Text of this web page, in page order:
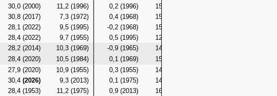
30,0 (2000) 11,2 (1996) 0,2 (1996) 15,7 (2017)
30,8 (2017) 7,3 (1972) 0,4 (1968) 15,2 (2017)
28,1 (2022) 9,5 (1995) -0,2 (1968) 15,2 (2017)
28,4 (2022) 9,7 (1955) 0,5 (1995) 12,6 (2019)
28,2 (2014) 10,3 (1969) -0,9 (1965) 14,6 (2014)
28,4 (2020) 10,5 (1984) 0,1 (1969) 15,5 (1989)
27,9 (2020) 10,9 (1955) 0,3 (1955) 14,8 (2020)
30,4 (2026) 9,3 (2013) 0,1 (1975) 14,7 (2018)
28,4 (1953) 11,2 (1975) 0,9 (2013) 16,2 (2012)